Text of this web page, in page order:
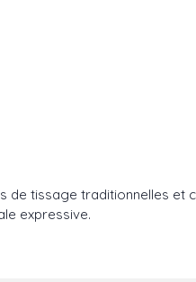
de tissage traditionnelles et
expressive.